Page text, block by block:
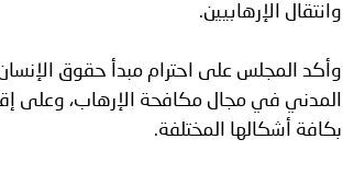
وانتقال الإرهابيين.
وأكد المجلس على احترام مبدأ حقوق
المدني في مجال مكافحة الإرهاب، وعلى
بكافة أشكالها المختلفة.